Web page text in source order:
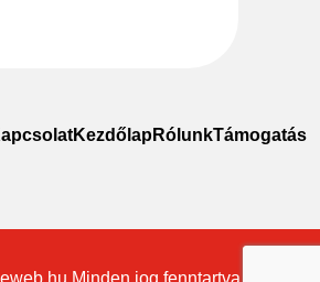
Kezdőlap RólunkTámogatás
Minden jog fenntartva ©